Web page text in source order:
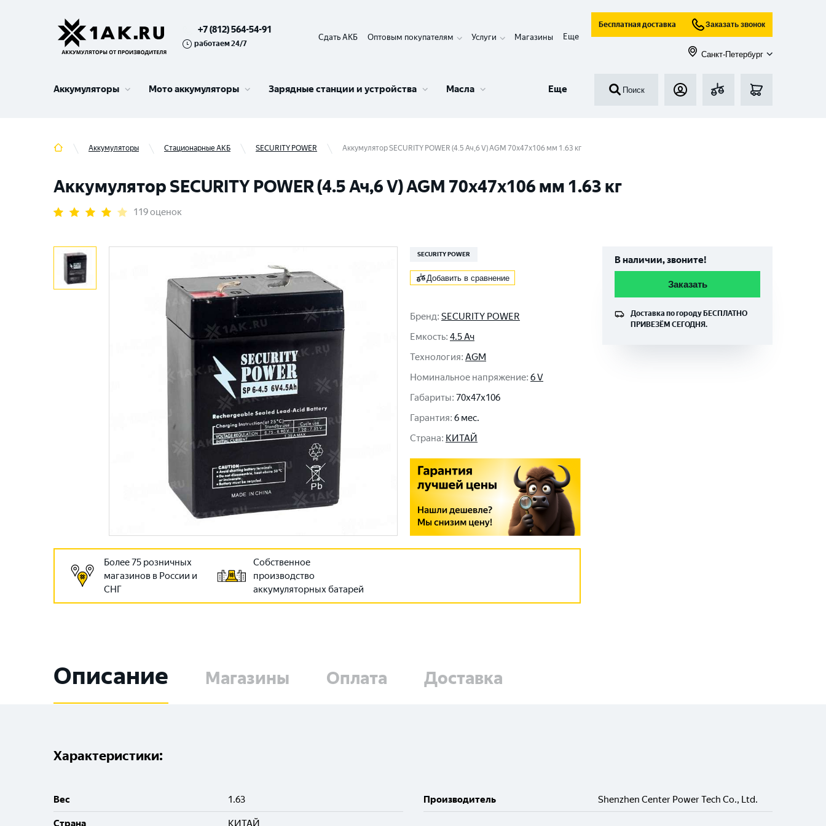
+7 (812) 564-54-91
работаем 24/7
Сдать АКБ Оптовым покупателям Услуги Магазины Еще
Бесплатная доставка Заказать звонок
Санкт-Петербург
Аккумуляторы Мото аккумуляторы Зарядные станции и устройства Масла Еще Поиск
Аккумуляторы Стационарные АКБ SECURITY POWER Аккумулятор SECURITY POWER (4.5 Ач,6 V) AGM 70x47x106 мм 1.63 кг
Аккумулятор SECURITY POWER (4.5 Ач,6 V) AGM 70x47x106 мм 1.63 кг
119 оценок
SECURITY POWER
Добавить в сравнение
Бренд: SECURITY POWER
Емкость: 4.5 Ач
Технология: AGM
Номинальное напряжение: 6 V
Габариты: 70x47x106
Гарантия: 6 мес.
Cтрана: КИТАЙ
В наличии, звоните!
Заказать
Доставка по городу БЕСПЛАТНО
ПРИВЕЗЁМ СЕГОДНЯ.
Более 75 розничных
магазинов в России и
СНГ
Собственное
производство
аккумуляторных батарей
Описание Магазины Оплата Доставка
Характеристики:
Вес 1.63
Cтрана КИТАЙ
Производитель Shenzhen Center Power Tech Co., Ltd.